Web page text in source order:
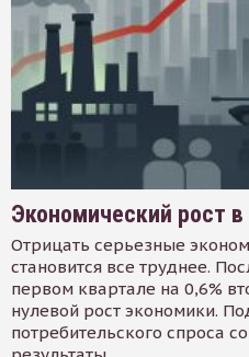
Экономический рост
Отрицать серьезные
становится все труднее.
первом квартале на 0,6%
нулевой рост экономики.
потребительского спроса